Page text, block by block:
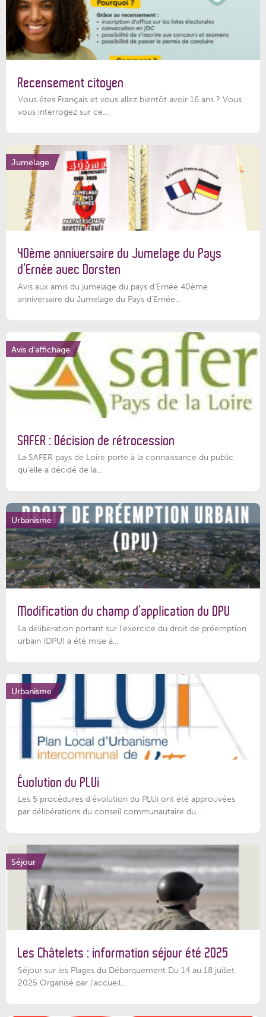
Recensement citoyen
Vous êtes Français et vous allez bientôt avoir 16 ans ? Vous
vous interrogez sur ce...
Jumelage
40ème anniversaire du Jumelage du Pays
d’Ernée avec Dorsten
Avis aux amis du jumelage du pays d'Ernée 40ème
anniversaire du Jumelage du Pays d'Ernée...
Avis d'affichage
SAFER : Décision de rétrocession
La SAFER pays de Loire porte à la connaissance du public
qu’elle a décidé de la...
Urbanisme
Modification du champ d’application du DPU
La délibération portant sur l’exercice du droit de préemption
urbain (DPU) a été mise à...
Urbanisme
Évolution du PLUi
Les 5 procédures d’évolution du PLUi ont été approuvées
par délibérations du conseil communautaire du...
Séjour
Les Châtelets : information séjour été 2025
Séjour sur les Plages du Débarquement Du 14 au 18 juillet
2025 Organisé par l’accueil...